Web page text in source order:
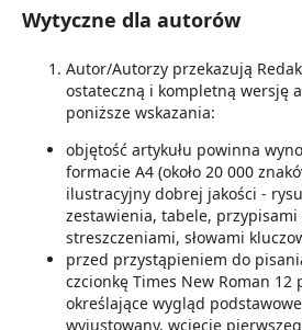
Wytyczne dla autorów
Autor/Autorzy przekazują
ostateczną i kompletną wersję
poniższe wskazania:
objętość artykułu powinna
formacie A4 (około 20 000
ilustracyjny dobrej jakości -
zestawienia, tabele,
streszczeniami, słowami
przed przystąpieniem do
czcionkę Times New Roman
określające wygląd
wyjustowany, wcięcie